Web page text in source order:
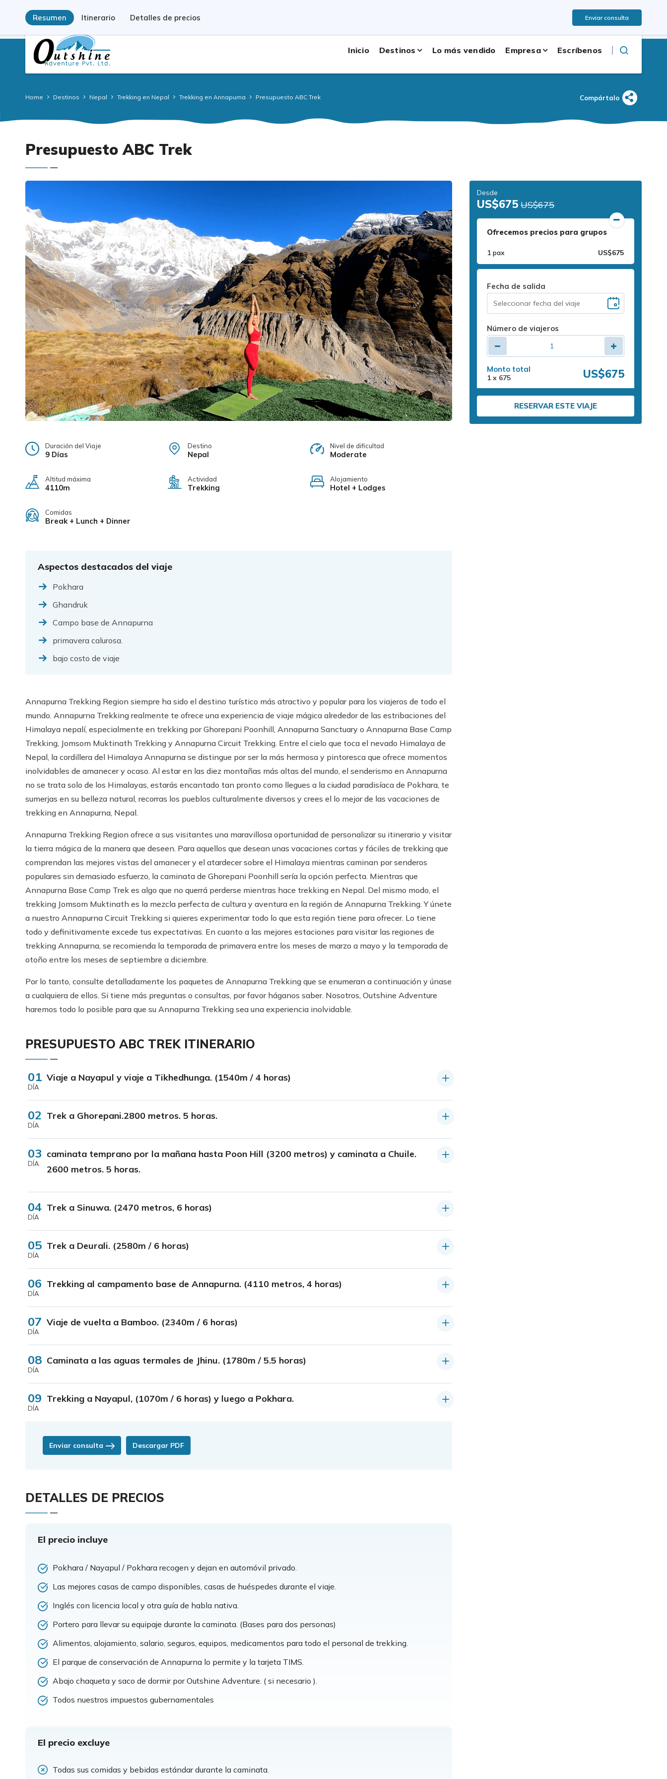
Registrado por el Gobierno: 77339/067/068 Licencia de Turismo: 1223/067
Inicio Destinos Lo más vendido Empresa Escríbenos
Home Destinos Nepal Trekking en Nepal Trekking en Annapurna Presupuesto ABC Trek Compártalo
Resumen Itinerario Detalles de precios Enviar consulta
Presupuesto ABC Trek
Duración del Viaje
9 Días
Destino
Nepal
Nivel de dificultad
Moderate
Altitud máxima
4110m
Actividad
Trekking
Alojamiento
Hotel + Lodges
Comidas
Break + Lunch + Dinner
Aspectos destacados del viaje
Pokhara
Ghandruk
Campo base de Annapurna
primavera calurosa.
bajo costo de viaje
Annapurna Trekking Region siempre ha sido el destino turístico más atractivo y popular para los viajeros de todo el
mundo. Annapurna Trekking realmente te ofrece una experiencia de viaje mágica alrededor de las estribaciones del
Himalaya nepalí, especialmente en trekking por Ghorepani Poonhill, Annapurna Sanctuary o Annapurna Base Camp
Trekking, Jomsom Muktinath Trekking y Annapurna Circuit Trekking. Entre el cielo que toca el nevado Himalaya de
Nepal, la cordillera del Himalaya Annapurna se distingue por ser la más hermosa y pintoresca que ofrece momentos
inolvidables de amanecer y ocaso. Al estar en las diez montañas más altas del mundo, el senderismo en Annapurna
no se trata solo de los Himalayas, estarás encantado tan pronto como llegues a la ciudad paradisíaca de Pokhara, te
sumerjas en su belleza natural, recorras los pueblos culturalmente diversos y crees el lo mejor de las vacaciones de
trekking en Annapurna, Nepal.
Annapurna Trekking Region ofrece a sus visitantes una maravillosa oportunidad de personalizar su itinerario y visitar
la tierra mágica de la manera que deseen. Para aquellos que desean unas vacaciones cortas y fáciles de trekking que
comprendan las mejores vistas del amanecer y el atardecer sobre el Himalaya mientras caminan por senderos
populares sin demasiado esfuerzo, la caminata de Ghorepani Poonhill sería la opción perfecta. Mientras que
Annapurna Base Camp Trek es algo que no querrá perderse mientras hace trekking en Nepal. Del mismo modo, el
trekking Jomsom Muktinath es la mezcla perfecta de cultura y aventura en la región de Annapurna Trekking. Y únete
a nuestro Annapurna Circuit Trekking si quieres experimentar todo lo que esta región tiene para ofrecer. Lo tiene
todo y definitivamente excede tus expectativas. En cuanto a las mejores estaciones para visitar las regiones de
trekking Annapurna, se recomienda la temporada de primavera entre los meses de marzo a mayo y la temporada de
otoño entre los meses de septiembre a diciembre.
Por lo tanto, consulte detalladamente los paquetes de Annapurna Trekking que se enumeran a continuación y únase
a cualquiera de ellos. Si tiene más preguntas o consultas, por favor háganos saber. Nosotros, Outshine Adventure
haremos todo lo posible para que su Annapurna Trekking sea una experiencia inolvidable.
PRESUPUESTO ABC TREK ITINERARIO
01
DÍA
Viaje a Nayapul y viaje a Tikhedhunga. (1540m / 4 horas)
02
DÍA
Trek a Ghorepani.2800 metros. 5 horas.
03
DÍA
caminata temprano por la mañana hasta Poon Hill (3200 metros) y caminata a Chuile.
2600 metros. 5 horas.
04
DÍA
Trek a Sinuwa. (2470 metros, 6 horas)
05
DÍA
Trek a Deurali. (2580m / 6 horas)
06
DÍA
Trekking al campamento base de Annapurna. (4110 metros, 4 horas)
07
DÍA
Viaje de vuelta a Bamboo. (2340m / 6 horas)
08
DÍA
Caminata a las aguas termales de Jhinu. (1780m / 5.5 horas)
09
DÍA
Trekking a Nayapul, (1070m / 6 horas) y luego a Pokhara.
Enviar consulta Descargar PDF
DETALLES DE PRECIOS
El precio incluye
Pokhara / Nayapul / Pokhara recogen y dejan en automóvil privado.
Las mejores casas de campo disponibles, casas de huéspedes durante el viaje.
Inglés con licencia local y otra guía de habla nativa.
Portero para llevar su equipaje durante la caminata. (Bases para dos personas)
Alimentos, alojamiento, salario, seguros, equipos, medicamentos para todo el personal de trekking.
El parque de conservación de Annapurna lo permite y la tarjeta TIMS.
Abajo chaqueta y saco de dormir por Outshine Adventure. ( si necesario ).
Todos nuestros impuestos gubernamentales
El precio excluye
Todas sus comidas y bebidas estándar durante la caminata.
Desde
US$675 US$675
Ofrecemos precios para grupos
1 pax US$675
Fecha de salida
Número de viajeros
Monto total
1 x 675 US$675
RESERVAR ESTE VIAJE